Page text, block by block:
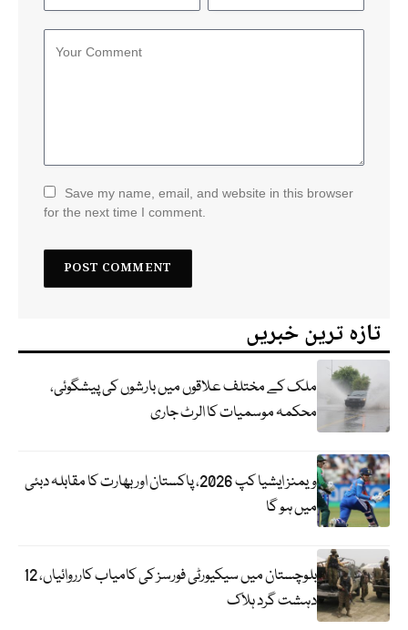
Save my name, email, and website in this browser
for the next time I comment.
تازہ ترین خبریں
ملک کے مختلف علاقوں میں بارشوں کی پیشگوئی،
محکمہ موسمیات کا الرٹ جاری
ویمنز ایشیا کپ 2026، پاکستان اور بھارت کا مقابلہ دبئی
میں ہو گا
بلوچستان میں سیکیورٹی فورسز کی کامیاب کارروائیاں، 12
دہشت گرد ہلاک